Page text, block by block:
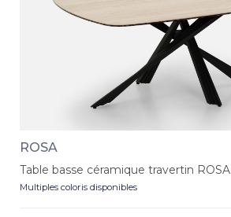
ROSA
Table basse céramique travertin ROSA
Multiples coloris disponibles